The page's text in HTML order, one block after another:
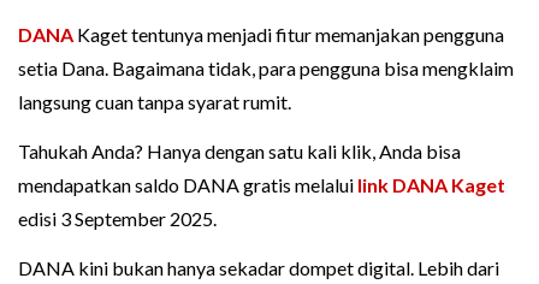
DANA Kaget tentunya menjadi fitur memanjakan pengguna
setia Dana. Bagaimana tidak, para pengguna bisa mengklaim
langsung cuan tanpa syarat rumit.
Tahukah Anda? Hanya dengan satu kali klik, Anda bisa
mendapatkan saldo DANA gratis melalui link DANA Kaget
edisi 3 September 2025.
DANA kini bukan hanya sekadar dompet digital. Lebih dari